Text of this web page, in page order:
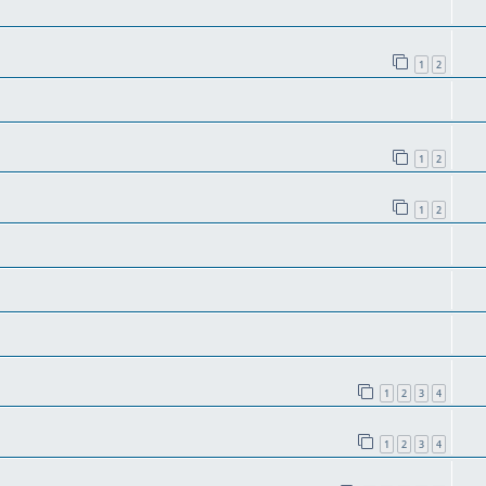
1 2
1 2
1 2
1 2 3 4
1 2 3 4